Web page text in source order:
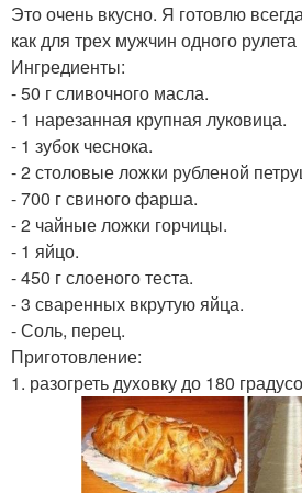
Это очень вкусно. Я готовлю
как для трех мужчин одного
Ингредиенты:
- 50 г сливочного масла.
- 1 нарезанная крупная луковица.
- 1 зубок чеснока.
- 2 столовые ложки рубленой
- 700 г свиного фарша.
- 2 чайные ложки горчицы.
- 1 яйцо.
- 450 г слоеного теста.
- 3 сваренных вкрутую яйца.
- Соль, перец.
Приготовление:
1. разогреть духовку до 180